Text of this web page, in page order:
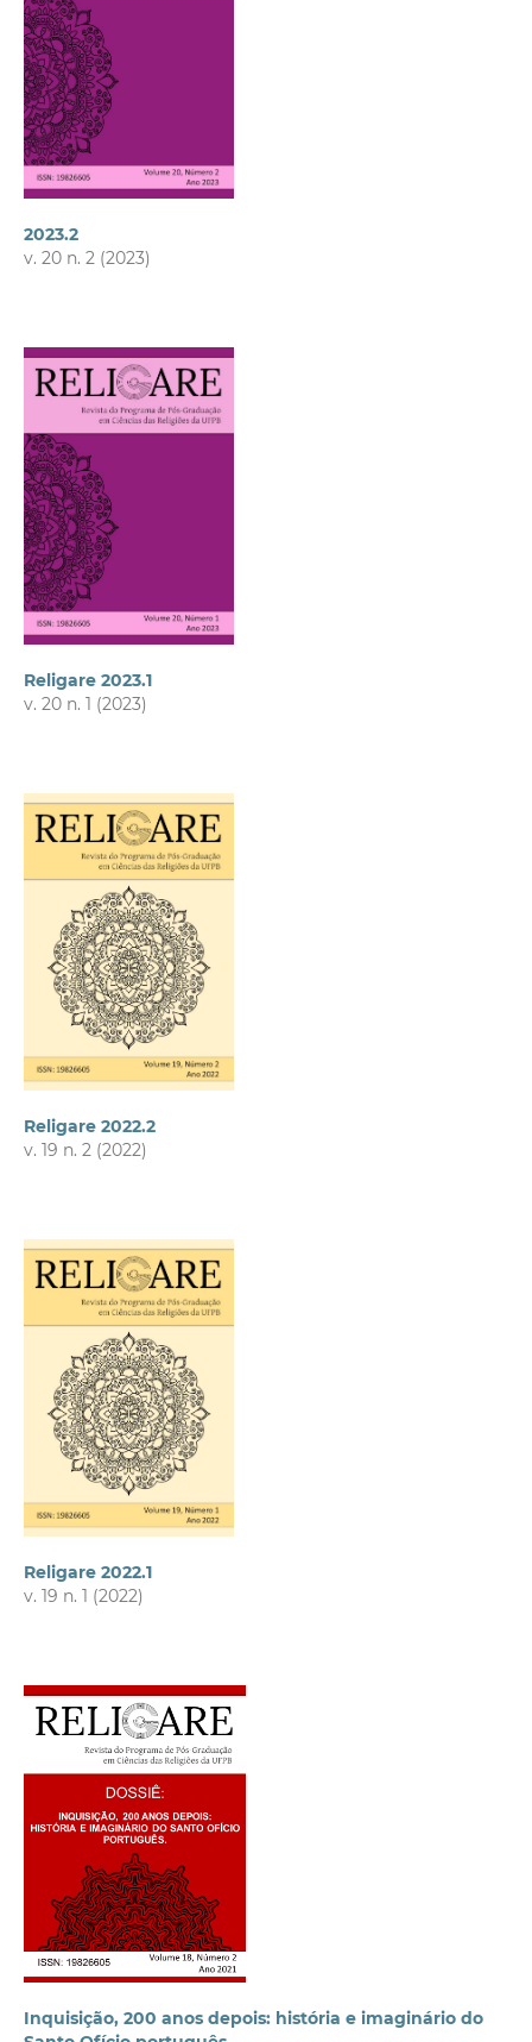
2023.2
v. 20 n. 2 (2023)
Religare 2023.1
v. 20 n. 1 (2023)
Religare 2022.2
v. 19 n. 2 (2022)
Religare 2022.1
v. 19 n. 1 (2022)
Inquisição, 200 anos depois: história e imaginário do